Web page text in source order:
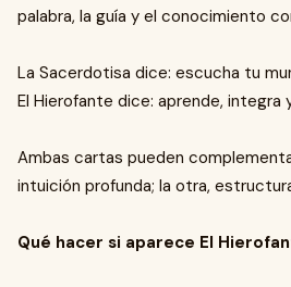
palabra, la guía y el conocimiento
La Sacerdotisa dice: escucha tu
El Hierofante dice: aprende, integra
Ambas cartas pueden
intuición profunda; la otra,
Qué hacer si aparece El